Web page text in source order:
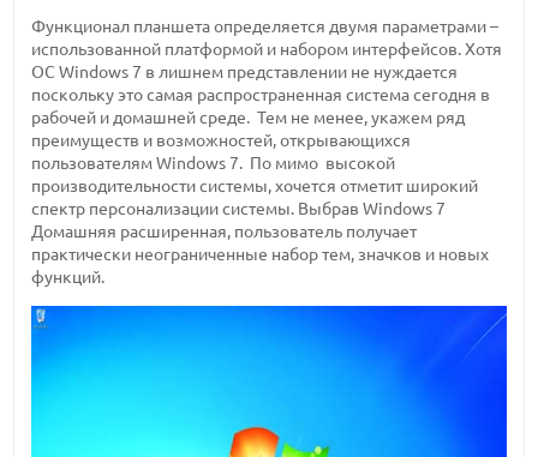
Функционал планшета определяется двумя параметрами –
использованной платформой и набором интерфейсов. Хотя
ОС Windows 7 в лишнем представлении не нуждается
поскольку это самая распространенная система сегодня в
рабочей и домашней среде. Тем не менее, укажем ряд
преимуществ и возможностей, открывающихся
пользователям Windows 7. По мимо высокой
производительности системы, хочется отметит широкий
спектр персонализации системы. Выбрав Windows 7
Домашняя расширенная, пользователь получает
практически неограниченные набор тем, значков и новых
функций.